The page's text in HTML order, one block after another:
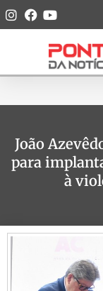
João
para
à